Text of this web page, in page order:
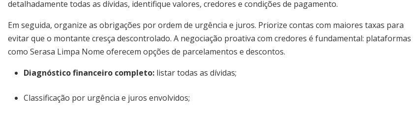
detalhadamente todas as dívidas, identifique valores, credores e condições de pagamento.
Em seguida, organize as obrigações por ordem de urgência e juros. Priorize contas com maiores taxas para
evitar que o montante cresça descontrolado. A negociação proativa com credores é fundamental: plataformas
como Serasa Limpa Nome oferecem opções de parcelamentos e descontos.
Diagnóstico financeiro completo: listar todas as dívidas;
Classificação por urgência e juros envolvidos;